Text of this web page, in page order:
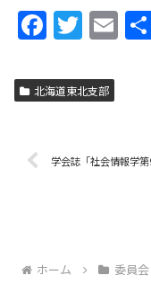
F
a
c
e
o
T
w
itt
er
E
m
北海道東北支部
学会誌「社会情報学第
ホーム 委員